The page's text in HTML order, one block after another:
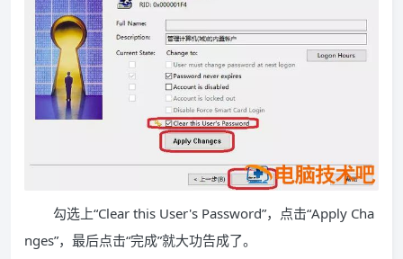
勾选上“Clear this User's Password”，点击“Apply Cha
nges”，最后点击“完成”就大功告成了。